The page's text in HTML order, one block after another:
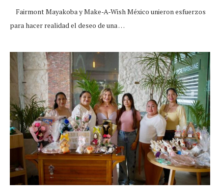
Fairmont Mayakoba y Make-A-Wish México unieron esfuerzos
para hacer realidad el deseo de una …